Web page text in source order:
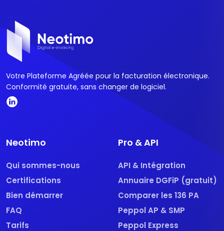
Votre Plateforme Agréée pour la facturation électronique.
Conformité gratuite, sans changer de logiciel.
Neotimo
Qui sommes-nous
Certifications
Bien démarrer
FAQ
Tarifs
Pro & API
API & Intégration
Annuaire DGFiP (gratuit)
Comparer les 136 PA
Peppol AP & SMP
Peppol Express